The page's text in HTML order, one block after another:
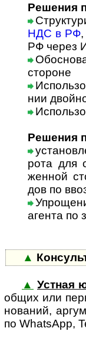
Решения
НДС в РФ
РФ через
стороне
нии
Решения
ро­та для
жен­ной
дов по
аген­та по
▲
▲ Устная
об­щих или
но­ва­ний,
по WhatsApp,